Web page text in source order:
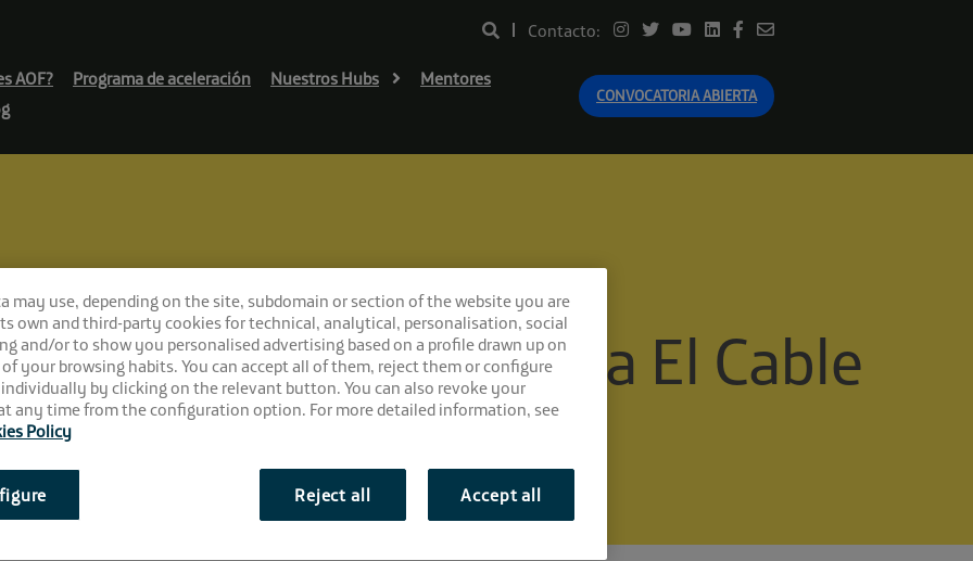
Contacto:
AOF? Programa de aceleración Nuestros Hubs
Mentores
CONVOCATORIA ABIERTA
para El Cable
preseleccionadas para El Cable
may use, depending on the site, subdomain or section of the website you are
own and third-party cookies for technical, analytical, personalisation, social
and/or to show you personalised advertising based on a profile drawn up on
your browsing habits. You can accept all of them, reject them or configure
by clicking on the relevant button. You can also revoke your
any time from the configuration option. For more detailed information, see
Policy
Reject all Accept all